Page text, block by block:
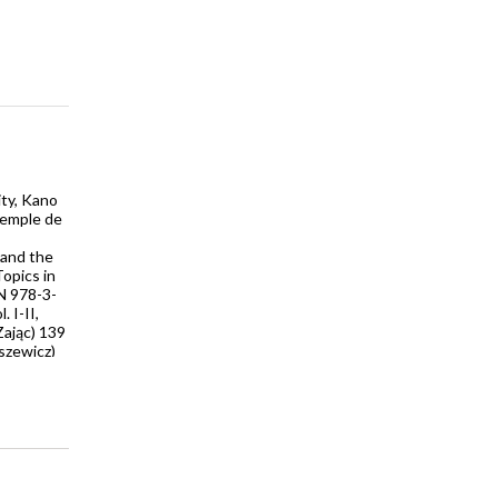
Kano
de
the
in
978-3-
I-II,
139